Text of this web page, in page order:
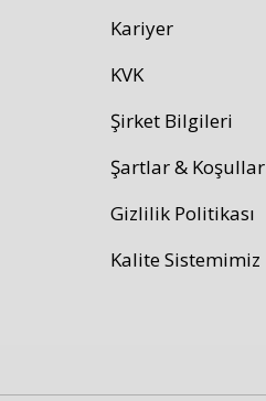
Kariyer
KVK
Şirket Bilgileri
Şartlar & Koşullar
Gizlilik Politikası
Kalite Sistemimiz